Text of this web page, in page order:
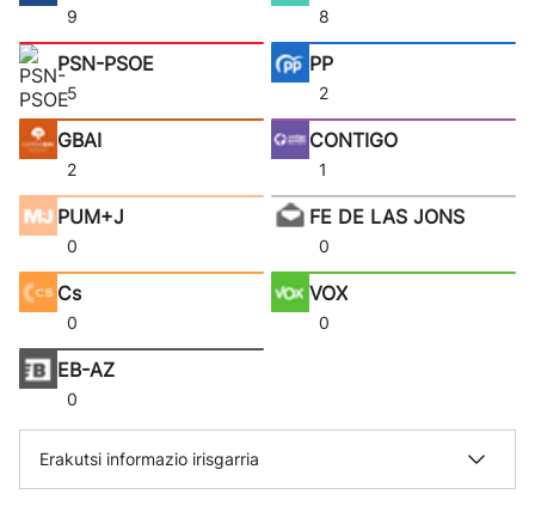
9 8
PSN-PSOE
5
PP
2
GBAI
2
CONTIGO
1
PUM+J
0
FE DE LAS JONS
0
Cs
0
VOX
0
EB-AZ
0
Erakutsi informazio irisgarria